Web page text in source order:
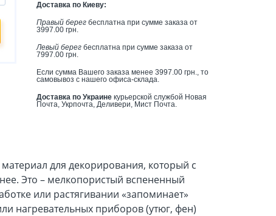
Доставка по Киеву:
Правый берегбесплатна при сумме заказа от
3997.00 грн.
Левый берегбесплатна при сумме заказа от
7997.00 грн.
Если сумма Вашего заказа менее 3997.00 грн., то
самовывоз с нашего офиса-склада.
Доставка по Украинекурьерской службой Новая
Почта, Укрпочта, Деливери, Мист Почта.
для декорирования, который с
Это – мелкопористый вспененный
или растягивании «запоминает»
нагревательных приборов (утюг, фен)